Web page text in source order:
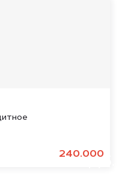
240.000
автомобиля
на 20.000 руб.